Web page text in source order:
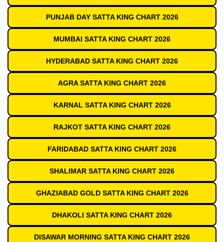
PUNJAB DAY SATTA KING CHART 2026
MUMBAI SATTA KING CHART 2026
HYDERABAD SATTA KING CHART 2026
AGRA SATTA KING CHART 2026
KARNAL SATTA KING CHART 2026
RAJKOT SATTA KING CHART 2026
FARIDABAD SATTA KING CHART 2026
SHALIMAR SATTA KING CHART 2026
GHAZIABAD GOLD SATTA KING CHART 2026
DHAKOLI SATTA KING CHART 2026
DISAWAR MORNING SATTA KING CHART 2026